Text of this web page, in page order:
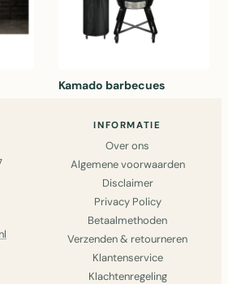
Kamado barbecues
INFORMATIE
Over ons
Algemene voorwaarden
Disclaimer
Privacy Policy
Betaalmethoden
Verzenden & retourneren
Klantenservice
Klachtenregeling